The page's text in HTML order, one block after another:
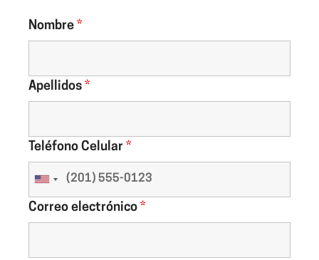
Nombre *
Apellidos *
Teléfono Celular *
Correo electrónico *